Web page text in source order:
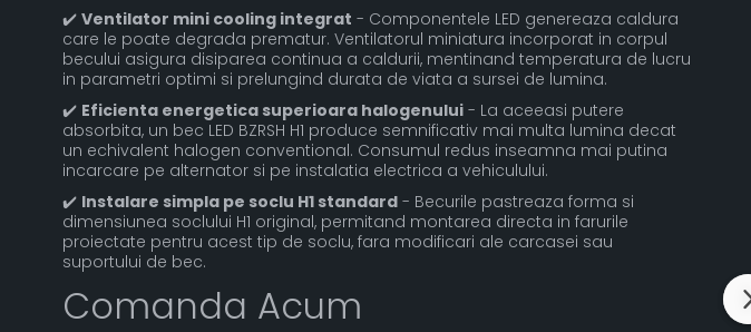
✔️ Ventilator mini cooling integrat - Componentele LED genereaza caldura
care le poate degrada prematur. Ventilatorul miniatura incorporat in corpul
becului asigura disiparea continua a caldurii, mentinand temperatura de lucru
in parametri optimi si prelungind durata de viata a sursei de lumina.
✔️ Eficienta energetica superioara halogenului- La aceeasi putere
absorbita, un bec LED BZRSH H1 produce semnificativ mai multa lumina decat
un echivalent halogen conventional. Consumul redus inseamna mai putina
incarcare pe alternator si pe instalatia electrica a vehiculului.
✔️ Instalare simpla pe soclu H1 standard- Becurile pastreaza forma si
dimensiunea soclului H1 original, permitand montarea directa in farurile
proiectate pentru acest tip de soclu, fara modificari ale carcasei sau
suportului de bec.
Comanda Acum